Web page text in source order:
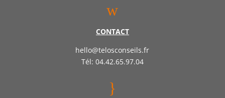
w
CONTACT
hello@telosconseils.fr
Tél: 04.42.65.97.04
}